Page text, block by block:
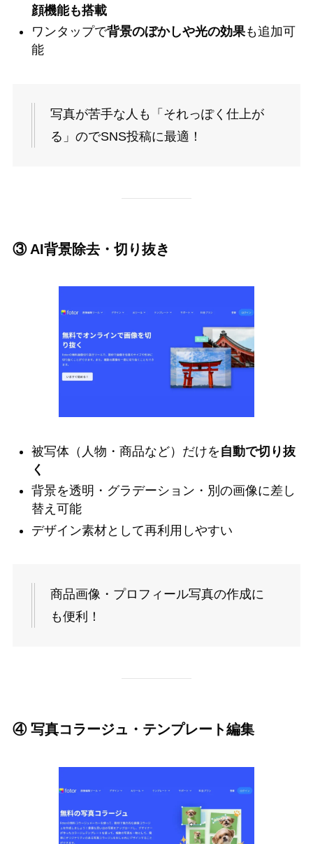
顔機能も搭載
ワンタップで背景のぼかしや光の効果も追加可
能
写真が苦手な人も「それっぽく仕上が
る」のでSNS投稿に最適！
③ AI背景除去・切り抜き
被写体（人物・商品など）だけを 自動で切り抜
く
背景を透明・グラデーション・別の画像に差し
替え可能
デザイン素材として再利用しやすい
商品画像・プロフィール写真の作成に
も便利！
④ 写真コラージュ・テンプレート編集